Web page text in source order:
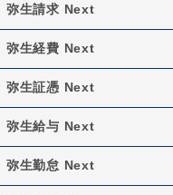
弥生請求 Next
弥生経費 Next
弥生証憑 Next
弥生給与 Next
弥生勤怠 Next